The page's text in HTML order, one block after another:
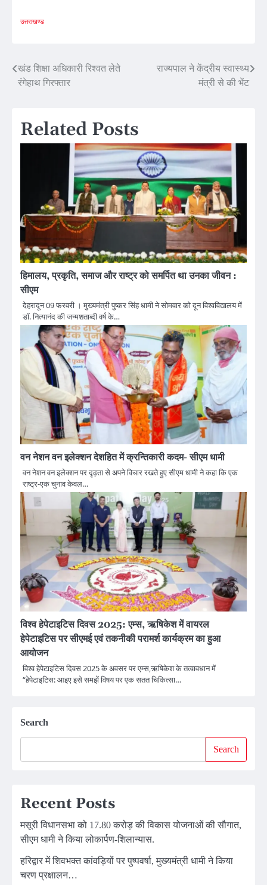
उत्तराखण्ड
Post
खंड शिक्षा अधिकारी रिश्वत लेते
रंगेहाथ गिरफ्तार
राज्यपाल ने केंद्रीय स्वास्थ्य
मंत्री से की भेंट
Related Posts
हिमालय, प्रकृति, समाज और राष्ट्र को समर्पित था उनका जीवन :
सीएम
देहरादून 09 फरवरी । मुख्यमंत्री पुष्कर सिंह धामी ने सोमवार को दून विश्वविद्यालय में
डॉ. नित्यानंद की जन्मशताब्दी वर्ष के…
वन नेशन वन इलेक्शन देशहित में क्रन्तिकारी कदम- सीएम धामी
वन नेशन वन इलेक्शन पर दृढ़ता से अपने विचार रखते हुए सीएम धामी ने कहा कि एक
राष्ट्र-एक चुनाव केवल…
विश्व हेपेटाइटिस दिवस 2025: एम्स, ऋषिकेश में वायरल
हेपेटाइटिस पर सीएमई एवं तकनीकी परामर्श कार्यक्रम का हुआ
आयोजन
विश्व हेपेटाइटिस दिवस 2025 के अवसर पर एम्स,ऋषिकेश के तत्वावधान में
“हेपेटाइटिस: आइए इसे समझें विषय पर एक सतत चिकित्सा…
Search
Search
Recent Posts
मसूरी विधानसभा को 17.80 करोड़ की विकास योजनाओं की सौगात,
सीएम धामी ने किया लोकार्पण-शिलान्यास.
हरिद्वार में शिवभक्त कांवड़ियों पर पुष्पवर्षा, मुख्यमंत्री धामी ने किया
चरण प्रक्षालन…